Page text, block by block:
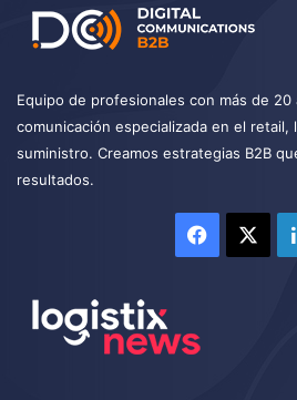
Equipo de profesionales con más de 20
comunicación especializada en el retail,
suministro. Creamos estrategias B2B
resultados.